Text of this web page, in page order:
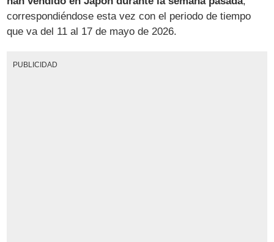
correspondiéndose esta vez con el periodo de tiempo
que va del 11 al 17 de mayo de 2026.
PUBLICIDAD